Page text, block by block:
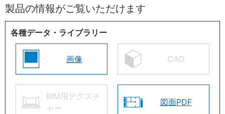
製品の情報がご覧いただけます
各種データ・ライブラリー
画像 CAD
BIM用テクスチ
ャー
図面PDF